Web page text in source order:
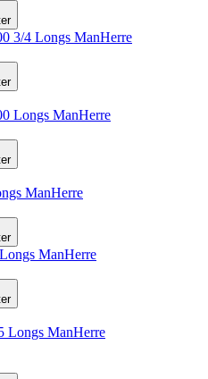
3/4 Longs ManHerre
Longs ManHerre
ManHerre
ManHerre
Longs ManHerre